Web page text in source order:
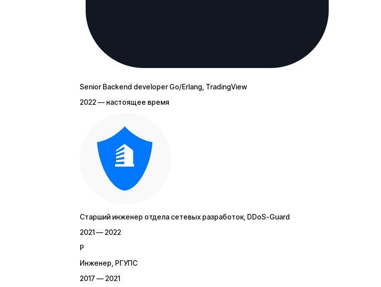
Senior Backend developer Go/Erlang , TradingView
2022 — настоящее время
Старший инженер отдела сетевых разработок, DDoS-Guard
2021 — 2022
Р
Инженер , РГУПС
2017 — 2021